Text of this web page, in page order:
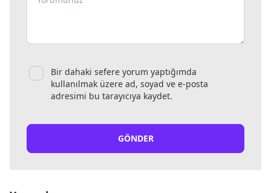
Bir dahaki sefere yorum yaptığımda
kullanılmak üzere ad, soyad ve e-posta
adresimi bu tarayıcıya kaydet.
GÖNDER